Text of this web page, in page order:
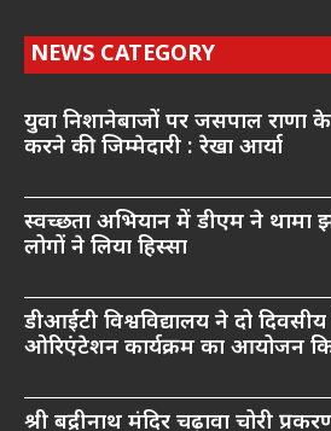
NEWS CATEGORY
युवा निशानेबाजों पर जसपाल राणा
करने की जिम्मेदारी : रेखा आर्या
स्वच्छता अभियान में डीएम ने थामा
लोगों ने लिया हिस्सा
डीआईटी विश्वविद्यालय ने दो दिवसीय
ओरिएंटेशन कार्यक्रम का आयोजन
श्री बद्रीनाथ मंदिर चढ़ावा चोरी